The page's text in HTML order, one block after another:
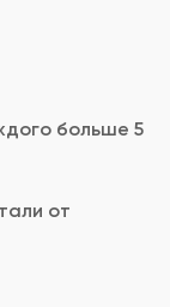
больше 5
от